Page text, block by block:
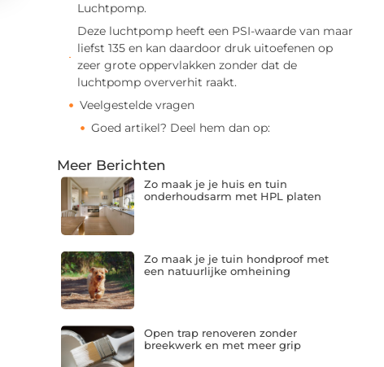
Luchtpomp.
Deze luchtpomp heeft een PSI-waarde van maar
liefst 135 en kan daardoor druk uitoefenen op
zeer grote oppervlakken zonder dat de
luchtpomp oververhit raakt.
Veelgestelde vragen
Goed artikel? Deel hem dan op:
Meer Berichten
Zo maak je je huis en tuin
onderhoudsarm met HPL platen
Zo maak je je tuin hondproof met
een natuurlijke omheining
Open trap renoveren zonder
breekwerk en met meer grip